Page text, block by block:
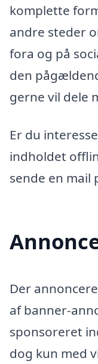
komplette
andre steder
fora og på
den
gerne vil dele
Er du
indholdet
sende en mail
Der
af banner-
sponsoreret
dog kun med